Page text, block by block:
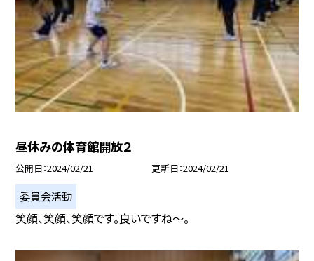
昼休みの体育館開放２
公開日 2024/02/21 更新日 2024/02/21
委員会活動
笑顔、笑顔、笑顔です。良いですね〜。